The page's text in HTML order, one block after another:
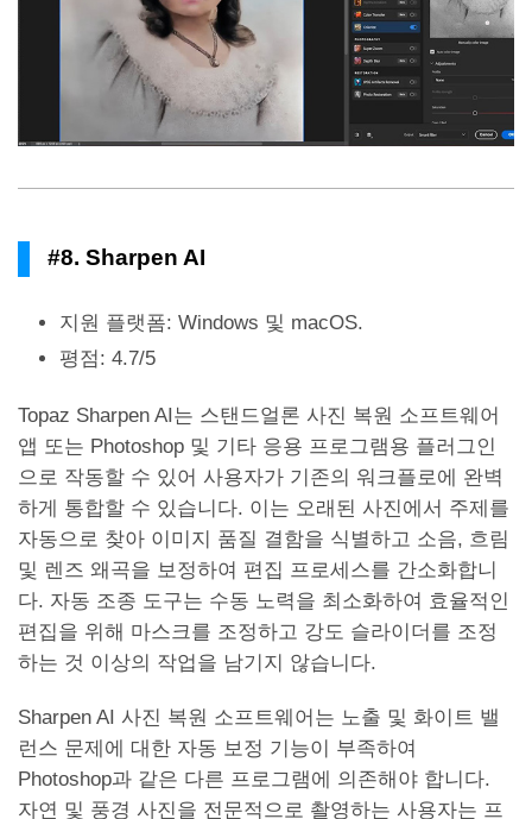
#8. Sharpen AI
지원 플랫폼: Windows 및 macOS.
평점: 4.7/5
Topaz Sharpen AI는 스탠드얼론 사진 복원 소프트웨어
앱 또는 Photoshop 및 기타 응용 프로그램용 플러그인
으로 작동할 수 있어 사용자가 기존의 워크플로에 완벽
하게 통합할 수 있습니다. 이는 오래된 사진에서 주제를
자동으로 찾아 이미지 품질 결함을 식별하고 소음, 흐림
및 렌즈 왜곡을 보정하여 편집 프로세스를 간소화합니
다. 자동 조종 도구는 수동 노력을 최소화하여 효율적인
편집을 위해 마스크를 조정하고 강도 슬라이더를 조정
하는 것 이상의 작업을 남기지 않습니다.
Sharpen AI 사진 복원 소프트웨어는 노출 및 화이트 밸
런스 문제에 대한 자동 보정 기능이 부족하여
Photoshop과 같은 다른 프로그램에 의존해야 합니다.
자연 및 풍경 사진을 전문적으로 촬영하는 사용자는 프